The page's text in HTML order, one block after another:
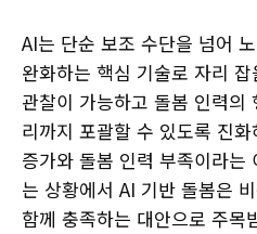
AI는 단순 보조 수단을 넘어
완화하는 핵심 기술로 자리
관찰이 가능하고 돌봄 인력의
리까지 포괄할 수 있도록 진
증가와 돌봄 인력 부족이라는
는 상황에서 AI 기반 돌봄은
함께 충족하는 대안으로 주목